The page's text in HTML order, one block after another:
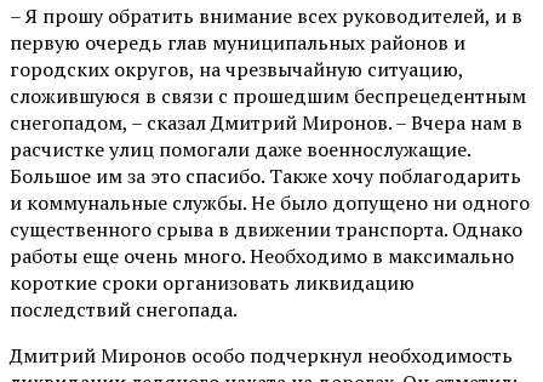
– Я прошу обратить внимание всех руководителей, и в
первую очередь глав муниципальных районов и
городских округов, на чрезвычайную ситуацию,
сложившуюся в связи с прошедшим беспрецедентным
снегопадом, – сказал Дмитрий Миронов. – Вчера нам в
расчистке улиц помогали даже военнослужащие.
Большое им за это спасибо. Также хочу поблагодарить
и коммунальные службы. Не было допущено ни одного
существенного срыва в движении транспорта. Однако
работы еще очень много. Необходимо в максимально
короткие сроки организовать ликвидацию
последствий снегопада.
Дмитрий Миронов особо подчеркнул необходимость